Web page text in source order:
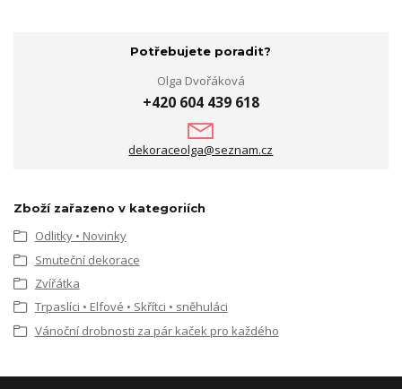
Potřebujete poradit?
Olga Dvořáková
+420 604 439 618
dekoraceolga@seznam.cz
Zboží zařazeno v kategoriích
Odlitky • Novinky
Smuteční dekorace
Zvířátka
Trpaslíci • Elfové • Skřítci • sněhuláci
Vánoční drobnosti za pár kaček pro každého